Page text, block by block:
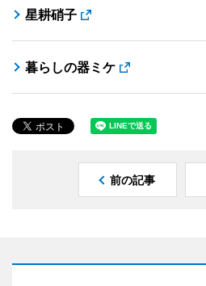
星耕硝子
暮らしの器ミケ
前の記事